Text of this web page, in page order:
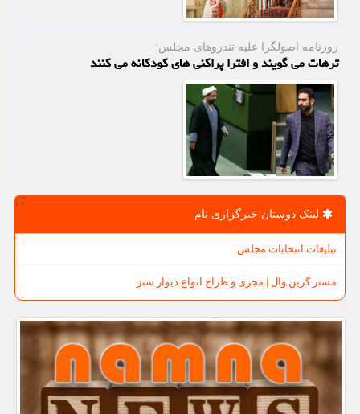
روزنامه اصولگرا علیه تندروهای مجلس:
ترهات می گویند و افترا پراکنی های کودکانه می کنند
لینک دوستان خبرگزاری نام
تبلیغات انتخابات مجلس
مستر گرین وال | مجری و طراح انواع دیوار سبز